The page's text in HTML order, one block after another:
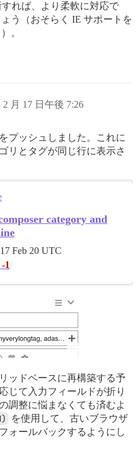
れば、より柔軟に対応で
う（おそらく IE サポートを
。
2 月 17 日午後 7:26
プッシュしました。これに
リとタグが同じ行に表示さ
category and
Feb 20 UTC
-1
ッドベースに再構築する予
じて入力フィールドが折り
調整に悩まなくても済むよ
を使用して、古いブラウザ
ォールバックするようにし